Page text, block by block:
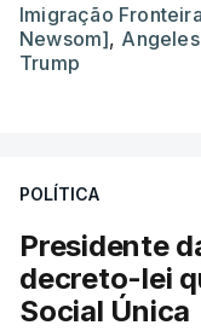
Imigração
Newsom],
Trump
POLÍTICA
Presidente
decreto-lei
Social Única